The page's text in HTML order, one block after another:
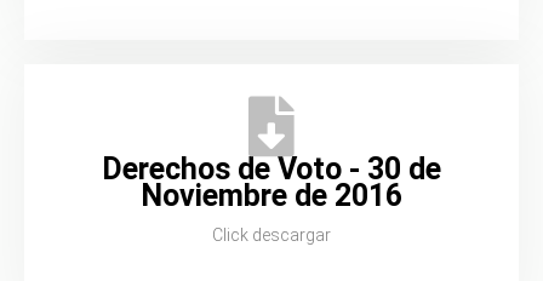
Derechos de Voto - 30 de
Noviembre de 2016
Click descargar